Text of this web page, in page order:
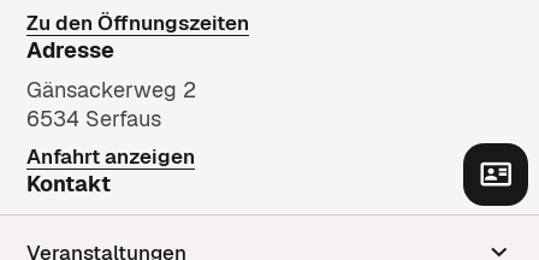
Veranstaltungen
Zu den Öffnungszeiten
Adresse
Gänsackerweg 2
6534 Serfaus
Anfahrt anzeigen
Kontakt
Kontaktformular